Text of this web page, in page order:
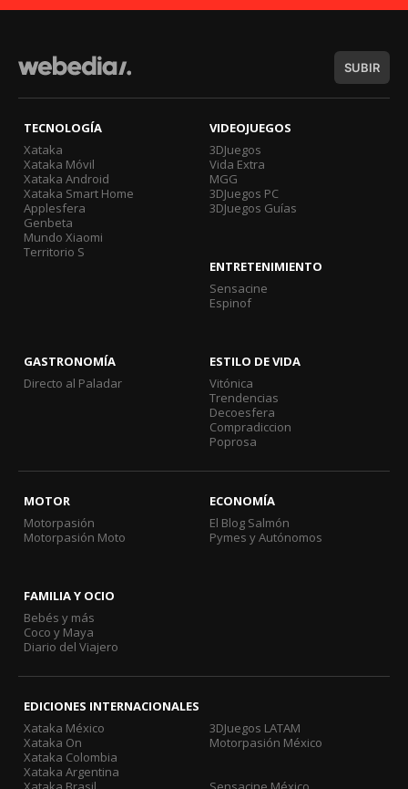
SUBIR
TECNOLOGÍA
Xataka
Xataka Móvil
Xataka Android
Xataka Smart Home
Applesfera
Genbeta
Mundo Xiaomi
Territorio S
VIDEOJUEGOS
3DJuegos
Vida Extra
MGG
3DJuegos PC
3DJuegos Guías
ENTRETENIMIENTO
Sensacine
Espinof
GASTRONOMÍA
Directo al Paladar
ESTILO DE VIDA
Vitónica
Trendencias
Decoesfera
Compradiccion
Poprosa
MOTOR
Motorpasión
Motorpasión Moto
ECONOMÍA
El Blog Salmón
Pymes y Autónomos
FAMILIA Y OCIO
Bebés y más
Coco y Maya
Diario del Viajero
EDICIONES INTERNACIONALES
Xataka México
Xataka On
Xataka Colombia
Xataka Argentina
3DJuegos LATAM
Motorpasión México